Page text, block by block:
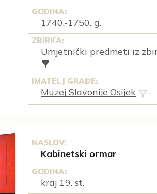
GODINA:
1740.-1750. g.
ZBIRKA:
Umjetnički predmeti iz
IMATELJ GRAĐE:
Muzej Slavonije Osijek
NASLOV:
Kabinetski ormar
GODINA:
kraj 19. st.